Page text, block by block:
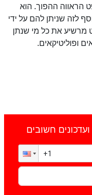
הראווה ההפוך. הוא
לזה שניתן להם על ידי
את כל מי שנתן
ופוליטיקאים.
חשובים